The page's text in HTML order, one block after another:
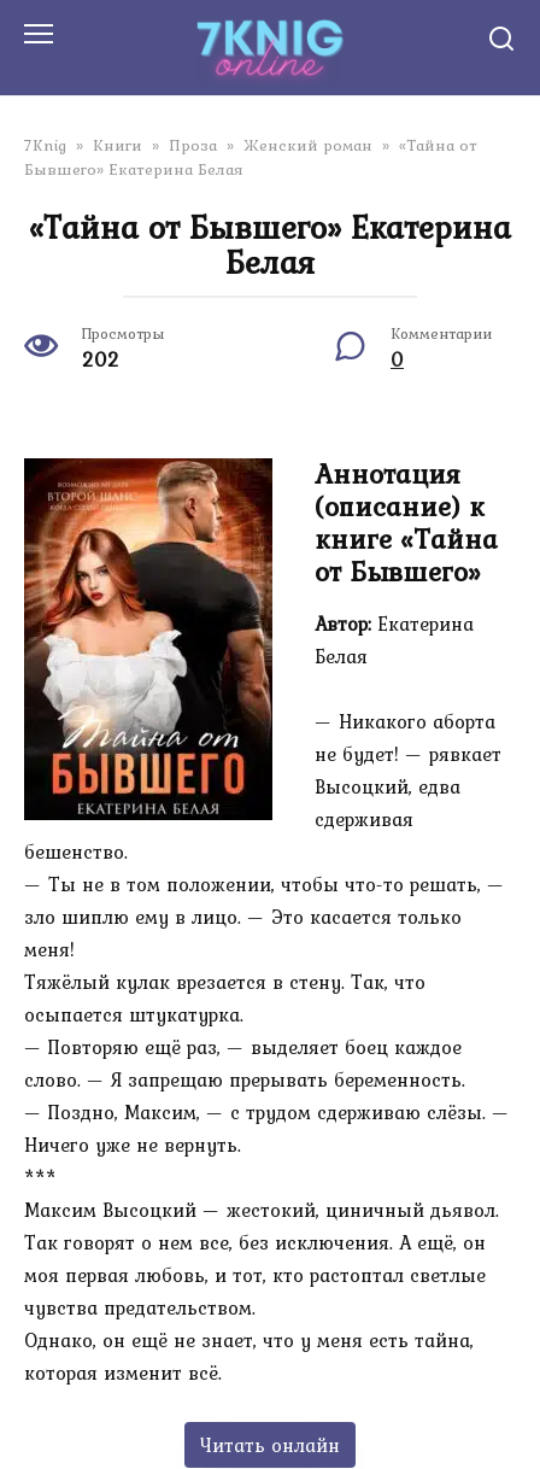
7Knig » Книги » Проза » Женский роман » «Тайна от
Бывшего» Екатерина Белая
«Тайна от Бывшего» Екатерина
Белая
Просмотры
202
Комментарии
0
Аннотация
(описание) к
книге «Тайна
от Бывшего»
Автор:Екатерина
Белая
— Никакого аборта
не будет! — рявкает
Высоцкий, едва
сдерживая
бешенство.
— Ты не в том положении, чтобы что-то решать, —
зло шиплю ему в лицо. — Это касается только
меня!
Тяжёлый кулак врезается в стену. Так, что
осыпается штукатурка.
— Повторяю ещё раз, — выделяет боец каждое
слово. — Я запрещаю прерывать беременность.
— Поздно, Максим, — с трудом сдерживаю слёзы. —
Ничего уже не вернуть.
***
Максим Высоцкий — жестокий, циничный дьявол.
Так говорят о нем все, без исключения. А ещё, он
моя первая любовь, и тот, кто растоптал светлые
чувства предательством.
Однако, он ещё не знает, что у меня есть тайна,
которая изменит всё.
Читать онлайн